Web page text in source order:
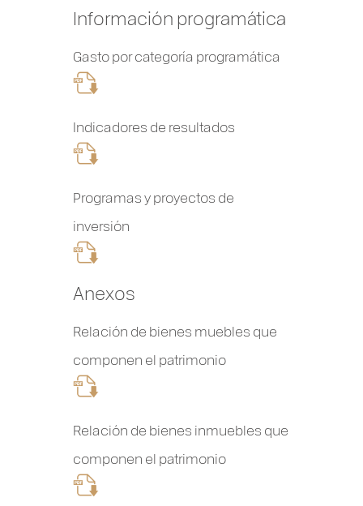
Información programática
Gasto por categoría programática
Indicadores de resultados
Programas y proyectos de
inversión
Anexos
Relación de bienes muebles que
componen el patrimonio
Relación de bienes inmuebles que
componen el patrimonio